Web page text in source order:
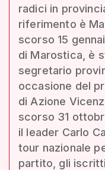
radici in
riferimento è
scorso 15
di Marostica, è
segretario
occasione del
di Azione
scorso 31
il leader Carlo
tour nazionale
partito, gli